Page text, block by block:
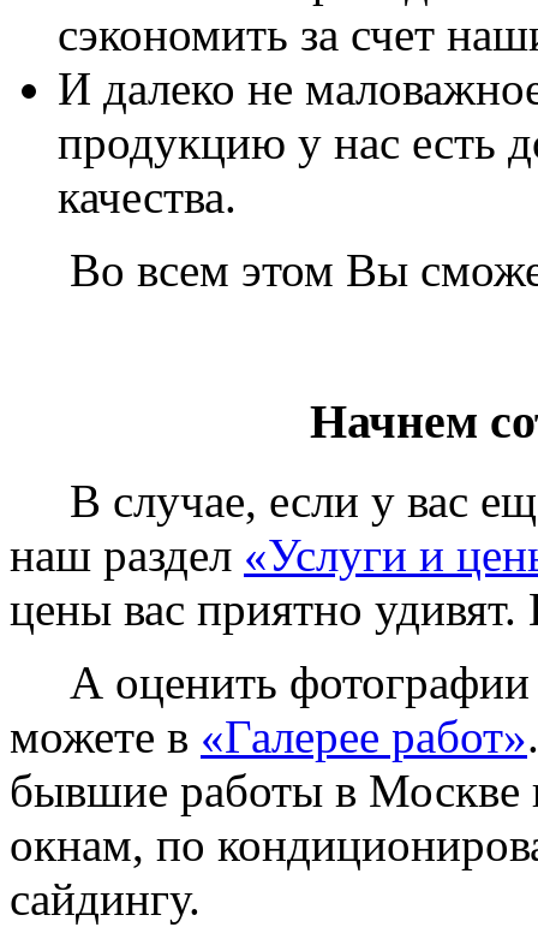
сэкономить за счет
И далеко не
продукцию у нас есть
качества.
Во всем этом Вы
Начнем
В случае, если у вас
наш раздел «Услуги и
цены вас приятно
А оценить фотографии
можете в «Галерее работ»
бывшие работы в Москве
окнам, по
сайдингу.